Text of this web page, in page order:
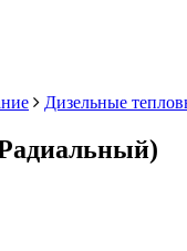
Дизельные